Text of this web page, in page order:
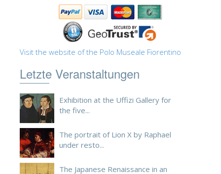
Visit the website of the Polo Museale Fiorentino
Letzte Veranstaltungen
Exhibition at the Uffizi Gallery for
the five...
The portrait of Lion X by Raphael
under resto...
The Japanese Renaissance in an